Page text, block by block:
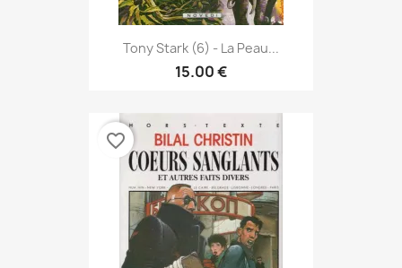
Tony Stark (6) - La Peau...
15.00 €
favorite_border